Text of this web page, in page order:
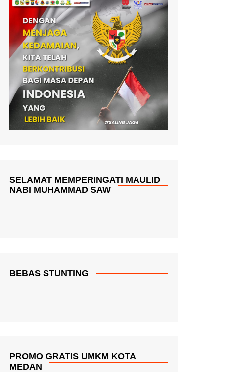
SELAMAT MEMPERINGATI MAULID
NABI MUHAMMAD SAW
BEBAS STUNTING
PROMO GRATIS UMKM KOTA
MEDAN